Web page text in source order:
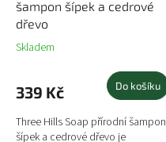
šampon šípek a cedrové
dřevo
Skladem
339 Kč Do košíku
Three Hills Soap přírodní šampon
šípek a cedrové dřevo je